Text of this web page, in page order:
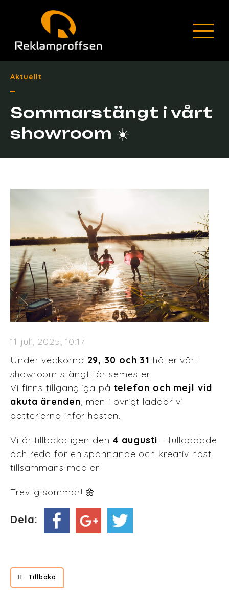
Aktuellt
Sommarstängt i vårt
showroom ☀️
11 juli, 2025, 10:17
Under veckorna 29, 30 och 31 håller vårt
showroom stängt för semester.
Vi finns tillgängliga på telefon och mejl vid
akuta ärenden, men i övrigt laddar vi
batterierna inför hösten.
Vi är tillbaka igen den 4 augusti – fulladdade
och redo för en spännande och kreativ höst
tillsammans med er!
Trevlig sommar! 🌼
Dela:
Tillbaka